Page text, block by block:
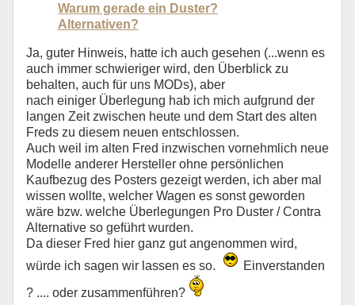
Warum gerade ein Duster?
Alternativen?
Ja, guter Hinweis, hatte ich auch gesehen (...wenn es
auch immer schwieriger wird, den Überblick zu
behalten, auch für uns MODs), aber
nach einiger Überlegung hab ich mich aufgrund der
langen Zeit zwischen heute und dem Start des alten
Freds zu diesem neuen entschlossen.
Auch weil im alten Fred inzwischen vornehmlich neue
Modelle anderer Hersteller ohne persönlichen
Kaufbezug des Posters gezeigt werden, ich aber mal
wissen wollte, welcher Wagen es sonst geworden
wäre bzw. welche Überlegungen Pro Duster / Contra
Alternative so geführt wurden.
Da dieser Fred hier ganz gut angenommen wird,
würde ich sagen wir lassen es so.
Einverstanden
? .... oder zusammenführen?